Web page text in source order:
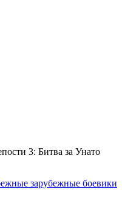
3: Битва за Унато
зарубежные боевики